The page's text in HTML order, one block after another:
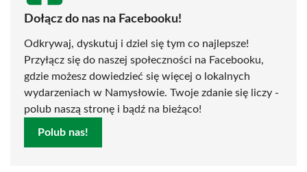
Dołącz do nas na Facebooku!
Odkrywaj, dyskutuj i dziel się tym co najlepsze!
Przyłącz się do naszej społeczności na Facebooku,
gdzie możesz dowiedzieć się więcej o lokalnych
wydarzeniach w Namysłowie. Twoje zdanie się liczy -
polub naszą stronę i bądź na bieżąco!
Polub nas!